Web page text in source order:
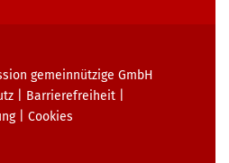
gemeinnützige GmbH
Barrierefreiheit
| Cookies